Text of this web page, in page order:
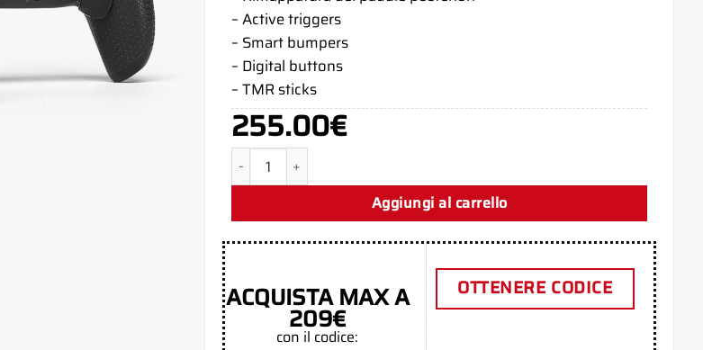
– Active triggers
– Smart bumpers
– Digital buttons
– TMR sticks
255.00€
Obsidian Blue PS5 Aim Controller quantità
Aggiungi al carrello
ACQUISTA MAX A
209€
con il codice:
OTTENERE CODICE